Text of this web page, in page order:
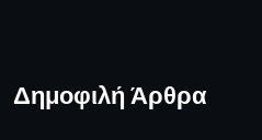
Δημοφιλή Άρθρα